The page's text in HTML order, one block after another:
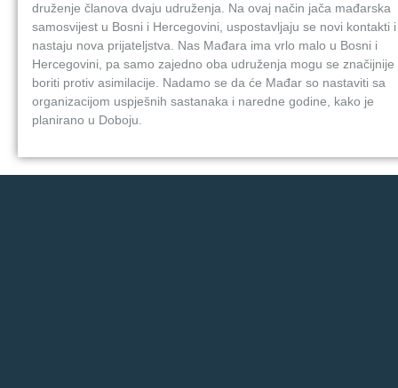
druženje članova dvaju udruženja. Na ovaj način jača mađarska
samosvijest u Bosni i Hercegovini, uspostavljaju se novi kontakti i
nastaju nova prijateljstva. Nas Mađara ima vrlo malo u Bosni i
Hercegovini, pa samo zajedno oba udruženja mogu se značijnije
boriti protiv asimilacije. Nadamo se da će Mađar so nastaviti sa
organizacijom uspješnih sastanaka i naredne godine, kako je
planirano u Doboju.